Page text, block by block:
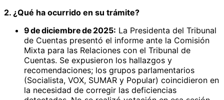
2. ¿Qué ha ocurrido en su trámite?
9 de diciembre de 2025: La Presidenta del Tribunal
de Cuentas presentó el informe ante la Comisión
Mixta para las Relaciones con el Tribunal de
Cuentas. Se expusieron los hallazgos y
recomendaciones; los grupos parlamentarios
(Socialista, VOX, SUMAR y Popular) coincidieron en
la necesidad de corregir las deficiencias